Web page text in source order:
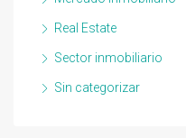
Real Estate
Sector inmobiliario
Sin categorizar